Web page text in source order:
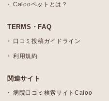
Calooペットとは？
TERMS・FAQ
口コミ投稿ガイドライン
利用規約
関連サイト
病院口コミ検索サイトCaloo